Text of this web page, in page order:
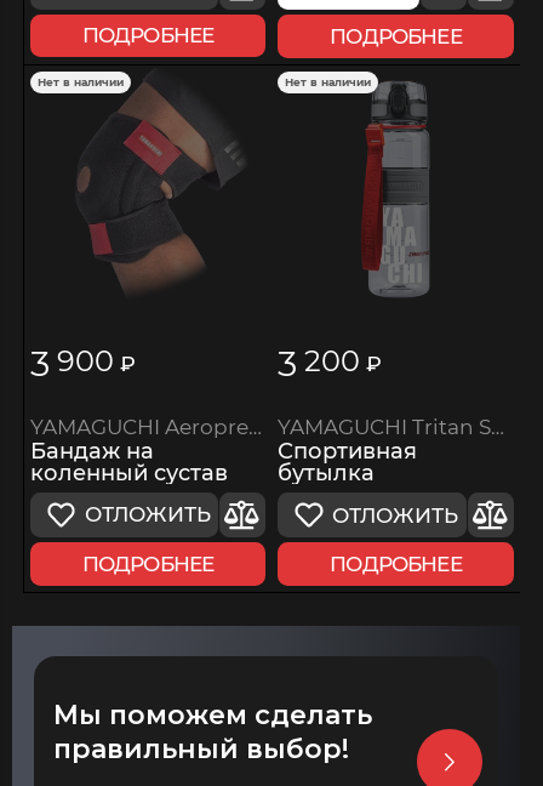
ПОДРОБНЕЕ ПОДРОБНЕЕ
Нет в наличии
3 900 ₽
YAMAGUCHI Aeroprene Knee Support
Бандаж на
коленный сустав
ОТЛОЖИТЬ
ПОДРОБНЕЕ
Нет в наличии
3 200 ₽
YAMAGUCHI Tritan Sport Bottle
Спортивная
бутылка
ОТЛОЖИТЬ
ПОДРОБНЕЕ
Мы поможем сделать
правильный выбор!